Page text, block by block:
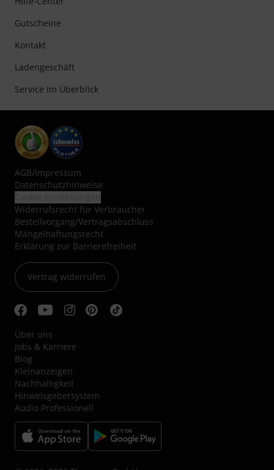
Gutscheine
Kontakt
Ladengeschäft
Service im Überblick
AGB/Impressum
Datenschutzhinweise
Widerrufsrecht für Verbraucher
Bestellvorgang/Vertragsabschluss
Mängelhaftungsrecht
Erklärung zur Barrierefreiheit
Vertrag widerrufen
Über uns
Jobs & Karriere
Blog
Kleinanzeigen
Nachhaltigkeit
Hinweisgebersystem
Audio Professionell